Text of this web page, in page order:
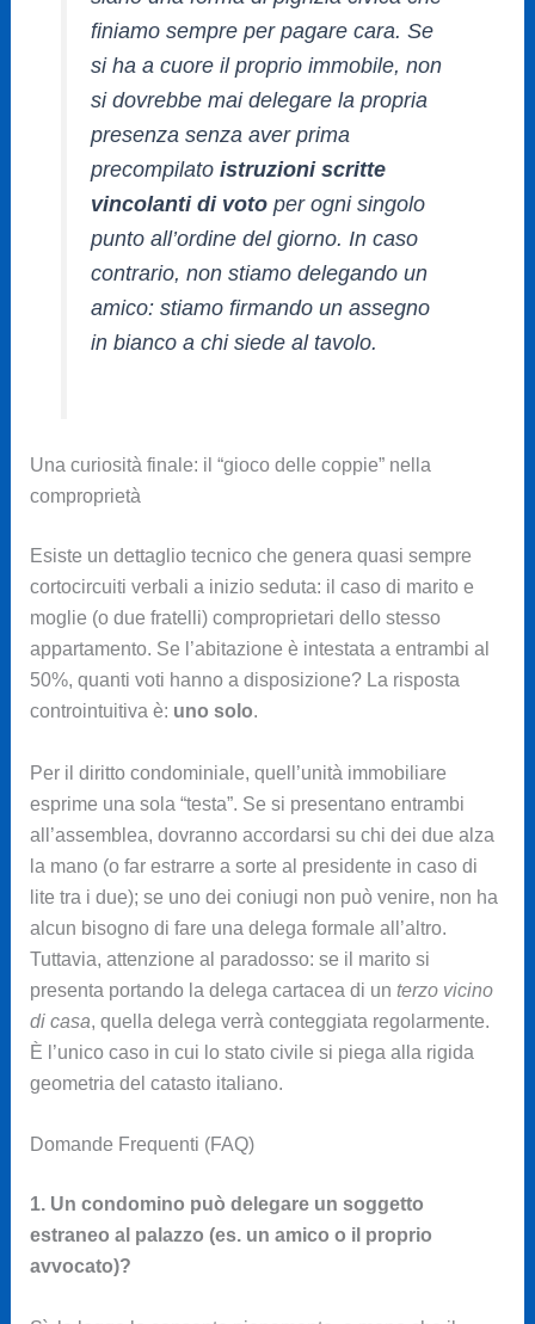
finiamo sempre per pagare cara. Se
si ha a cuore il proprio immobile, non
si dovrebbe mai delegare la propria
presenza senza aver prima
precompilatoistruzioni scritte
vincolanti di voto per ogni singolo
punto all’ordine del giorno. In caso
contrario, non stiamo delegando un
amico: stiamo firmando un assegno
in bianco a chi siede al tavolo.
Una curiosità finale: il “gioco delle coppie” nella
comproprietà
Esiste un dettaglio tecnico che genera quasi sempre
cortocircuiti verbali a inizio seduta: il caso di marito e
moglie (o due fratelli) comproprietari dello stesso
appartamento. Se l’abitazione è intestata a entrambi al
50%, quanti voti hanno a disposizione? La risposta
controintuitiva è: uno solo.
Per il diritto condominiale, quell’unità immobiliare
esprime una sola “testa”. Se si presentano entrambi
all’assemblea, dovranno accordarsi su chi dei due alza
la mano (o far estrarre a sorte al presidente in caso di
lite tra i due); se uno dei coniugi non può venire, non ha
alcun bisogno di fare una delega formale all’altro.
Tuttavia, attenzione al paradosso: se il marito si
presenta portando la delega cartacea di un terzo vicino
di casa, quella delega verrà conteggiata regolarmente.
È l’unico caso in cui lo stato civile si piega alla rigida
geometria del catasto italiano.
Domande Frequenti (FAQ)
1. Un condomino può delegare un soggetto
estraneo al palazzo (es. un amico o il proprio
avvocato)?